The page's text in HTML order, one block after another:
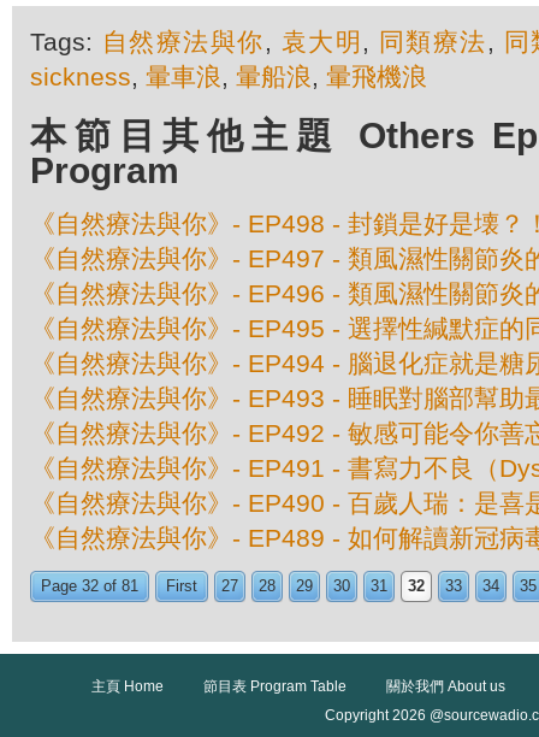
Tags: 自然療法與你, 袁大明 , 同類療法, 同
sickness, 暈車浪, 暈船浪, 暈飛機浪
本節目其他主題 Others
Program
《自然療法與你》- EP498 - 封鎖是好是壊？
《自然療法與你》- EP497 - 類風濕性關節炎
《自然療法與你》- EP496 - 類風濕性關節炎
《自然療法與你》- EP495 - 選擇性緘默症的
《自然療法與你》- EP494 - 腦退化症就是糖
《自然療法與你》- EP493 - 睡眠對腦部幫助
《自然療法與你》- EP492 - 敏感可能令你善
《自然療法與你》- EP491 - 書寫力不良（
《自然療法與你》- EP490 - 百歲人瑞：是喜
《自然療法與你》- EP489 - 如何解讀新冠病
Page 32 of 81 First 27 28 29 30 31 32 33 34 35
主頁 Home 節目表 Program Table
關於我們 About us
Copyright 2026